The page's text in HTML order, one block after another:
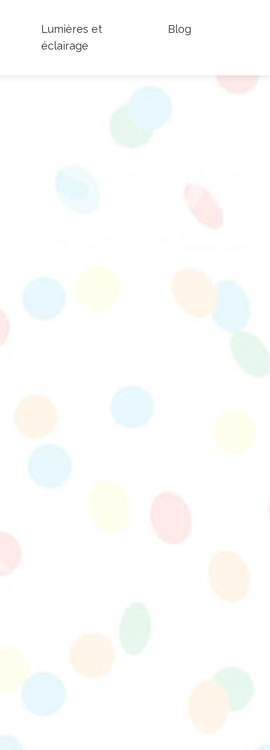
Lumières et
éclairage
Blog